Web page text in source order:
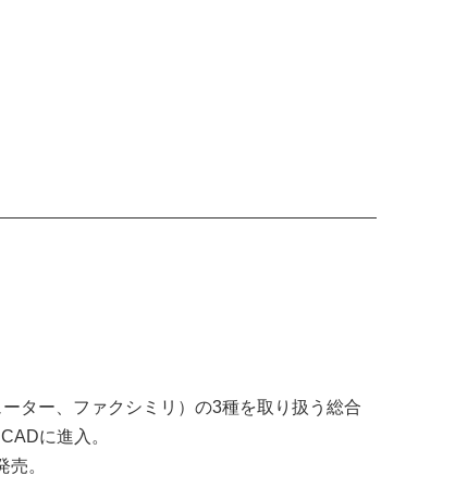
ター、ファクシミリ）の3種を取り扱う総合
に進入。
。